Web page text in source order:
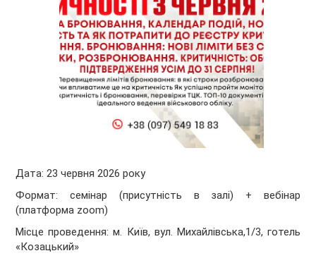
Дата: 23 червня 2026 року
Формат: семінар (присутність в залі) + вебінар
(платформа zoom)
Місце проведення: м. Київ, вул. Михайлівська,1/3, готель
«Козацький»